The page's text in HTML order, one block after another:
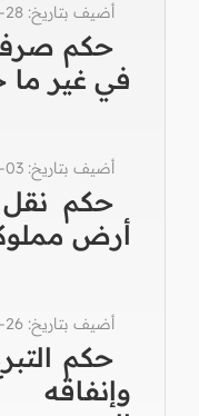
أضيف بتاريخ: 28-04-2019
حكم صرف
في غير
أضيف بتاريخ: 03-08-2023
حكم
أرض
أضيف بتاريخ: 26-08-2012
حكم